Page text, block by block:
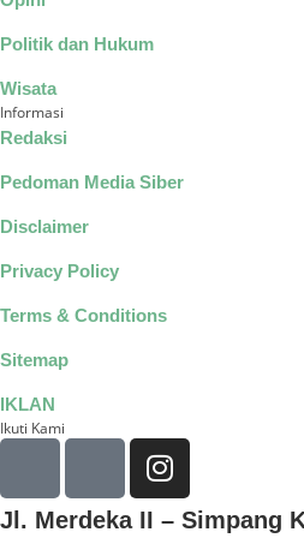
Politik dan Hukum
Wisata
Informasi
Redaksi
Pedoman Media Siber
Disclaimer
Privacy Policy
Terms & Conditions
Sitemap
IKLAN
Ikuti Kami
Jl. Merdeka II – Simpang